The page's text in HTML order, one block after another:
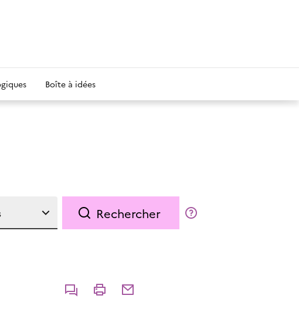
Boîte à idées
Rechercher
CommenterImprimerPartager par courriel